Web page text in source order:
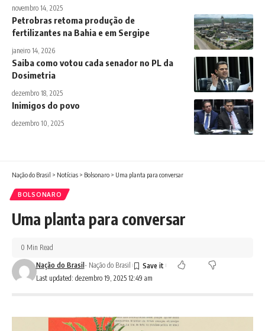
novembro 14, 2025
Petrobras retoma produção de
fertilizantes na Bahia e em Sergipe
janeiro 14, 2026
Saiba como votou cada senador no PL da
Dosimetria
dezembro 18, 2025
Inimigos do povo
dezembro 10, 2025
Nação do Brasil > Notícias > Bolsonaro > Uma planta para conversar
BOLSONARO
Uma planta para conversar
Last updated: dezembro 19, 2025 12:49 am
Nação do Brasil- Nação do Brasil
0 Min Read